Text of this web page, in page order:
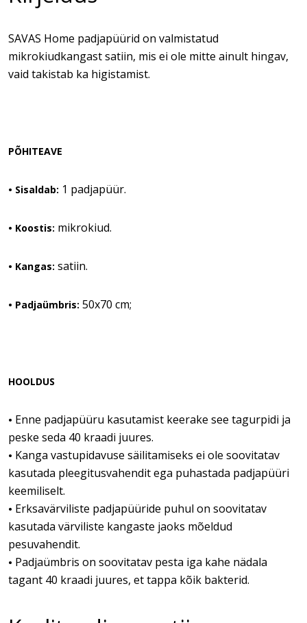
SAVAS Home padjapüürid on valmistatud
mikrokiudkangast satiin, mis ei ole mitte ainult hingav,
vaid takistab ka higistamist.
PÕHITEAVE
• Sisaldab: 1 padjapüür.
• Koostis: mikrokiud.
• Kangas: satiin.
• Padjaümbris: 50x70 cm;
HOOLDUS
• Enne padjapüüru kasutamist keerake see tagurpidi ja
peske seda 40 kraadi juures.
• Kanga vastupidavuse säilitamiseks ei ole soovitatav
kasutada pleegitusvahendit ega puhastada padjapüüri
keemiliselt.
• Erksavärviliste padjapüüride puhul on soovitatav
kasutada värviliste kangaste jaoks mõeldud
pesuvahendit.
• Padjaümbris on soovitatav pesta iga kahe nädala
tagant 40 kraadi juures, et tappa kõik bakterid.